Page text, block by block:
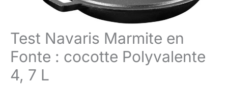
Test Navaris Marmite en
Fonte : cocotte Polyvalente
4, 7 L